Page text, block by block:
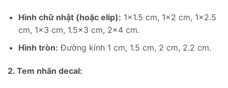
Hình chữ nhật (hoặc elip): 1×1.5 cm, 1×2 cm, 1×2.5
cm, 1×3 cm, 1.5×3 cm, 2×4 cm.
Hình tròn: Đường kính 1 cm, 1.5 cm, 2 cm, 2.2 cm.
2. Tem nhãn decal: